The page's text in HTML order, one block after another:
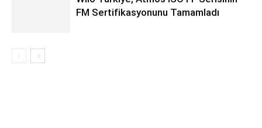
FM Sertifikasyonunu Tamamladı